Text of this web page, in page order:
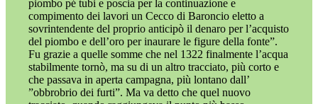
piombo pé tubi e poscia per la continuazione e
compimento dei lavori un Cecco di Baroncio eletto a
sovrintendente del proprio anticipò il denaro per l’acquisto
del piombo e dell’oro per inaurare le figure della fonte”.
Fu grazie a quelle somme che nel 1322 finalmente l’acqua
stabilmente tornò, ma su di un altro tracciato, più corto e
che passava in aperta campagna, più lontano dall’
”obbrobrio dei furti”. Ma va detto che quel nuovo